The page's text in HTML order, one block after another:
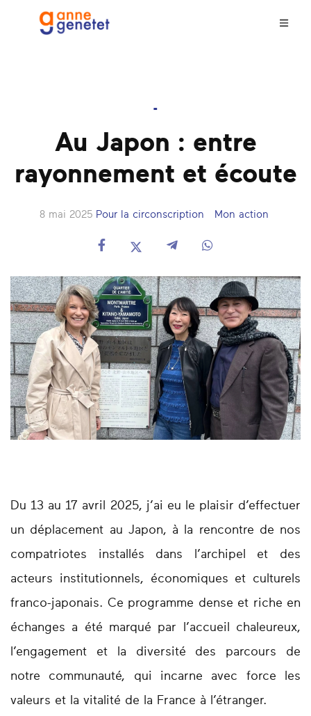
-
Au Japon : entre
rayonnement et écoute
8 mai 2025 Pour la circonscription Mon action
Du 13 au 17 avril 2025, j’ai eu le plaisir d’effectuer
un déplacement au Japon, à la rencontre de nos
compatriotes installés dans l’archipel et des
acteurs institutionnels, économiques et culturels
franco-japonais. Ce programme dense et riche en
échanges a été marqué par l’accueil chaleureux,
l’engagement et la diversité des parcours de
notre communauté, qui incarne avec force les
valeurs et la vitalité de la France à l’étranger.